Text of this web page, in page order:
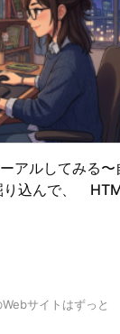
アルしてみる〜
り込んで、
サイトはずっと